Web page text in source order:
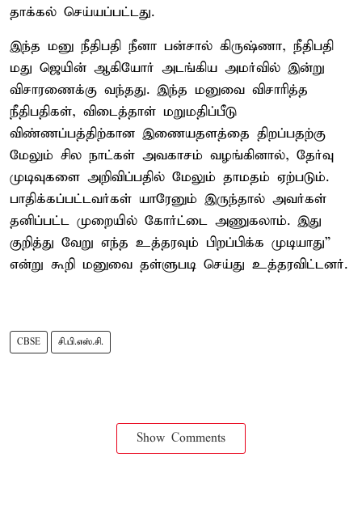
தாக்கல் செய்யப்பட்டது.
இந்த மனு நீதிபதி நீனா பன்சால் கிருஷ்ணா, நீதிபதி
மது ஜெயின் ஆகியோர் அடங்கிய அமர்வில் இன்று
விசாரணைக்கு வந்தது. இந்த மனுவை விசாரித்த
நீதிபதிகள், விடைத்தாள் மறுமதிப்பீடு
விண்ணப்பத்திற்கான இணையதளத்தை திறப்பதற்கு
மேலும் சில நாட்கள் அவகாசம் வழங்கினால், தேர்வு
முடிவுகளை அறிவிப்பதில் மேலும் தாமதம் ஏற்படும்.
பாதிக்கப்பட்டவர்கள் யாரேனும் இருந்தால் அவர்கள்
தனிப்பட்ட முறையில் கோர்ட்டை அணுகலாம். இது
குறித்து வேறு எந்த உத்தரவும் பிறப்பிக்க முடியாது”
என்று கூறி மனுவை தள்ளுபடி செய்து உத்தரவிட்டனர்.
CBSE சி.பி.எஸ்.சி.
Show Comments